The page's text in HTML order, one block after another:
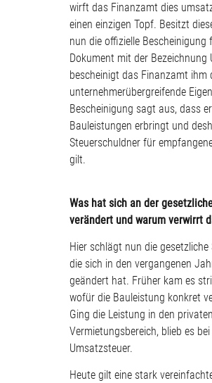
wirft das Finanzamt dies
einen einzigen Topf. Besitzt
nun die offizielle Bescheinigung
Dokument mit der Bezeichnung
bescheinigt das Finanzamt ihm
unternehmerübergreifende
Bescheinigung sagt aus, dass
Bauleistungen erbringt und
Steuerschuldner für
gilt.
Was hat sich an der
verändert und warum verwirrt
Hier schlägt nun die
die sich in den vergangenen
geändert hat. Früher kam es
wofür die Bauleistung konkret
Ging die Leistung in den privaten
Vermietungsbereich, blieb es
Umsatzsteuer.
Heute gilt eine stark